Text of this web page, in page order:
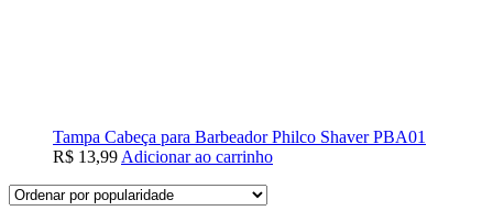
Tampa Cabeça para Barbeador Philco Shaver PBA01
R$ 13,99Adicionar ao carrinho